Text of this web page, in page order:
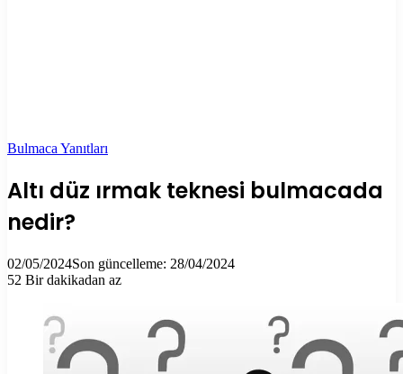
Bulmaca Yanıtları
Altı düz ırmak teknesi bulmacada
nedir?
02/05/2024Son güncelleme: 28/04/2024
52 Bir dakikadan az